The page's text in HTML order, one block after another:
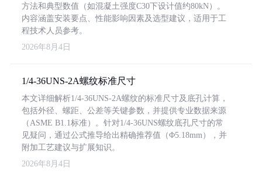
方法和典型数值（如混凝土强度C30下设计值约80kN）。
内容涵盖安装要点、性能影响因素及选型建议，适用于工
程技术人员参考。
2026年8月4日
1/4-36UNS-2A螺纹标准尺寸
本文详细解析1/4-36UNS-2A螺纹的标准尺寸及底孔计算，
包括外径、螺距、公差等关键参数，并提供专业数据来源
（ASME B1.1标准）。针对1/4-36UNS螺纹底孔尺寸的常
见疑问，通过公式推导给出精确推荐值（Φ5.18mm），并
附加工艺建议与扩展知识。
2026年8月4日